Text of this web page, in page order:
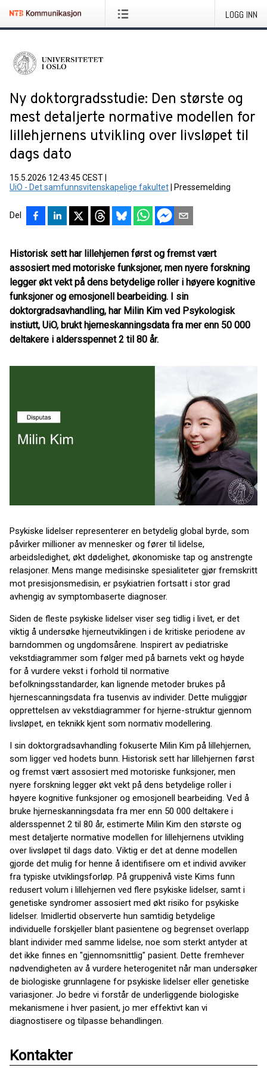
LOGG INN
Ny doktorgradsstudie: Den største og
mest detaljerte normative modellen for
lillehjernens utvikling over livsløpet til
dags dato
15.5.2026 12:43:45 CEST
UiO - Det samfunnsvitenskapelige fakultet
Pressemelding
Del
Historisk sett har lillehjernen først og fremst vært
assosiert med motoriske funksjoner, men nyere forskning
legger økt vekt på dens betydelige roller i høyere kognitive
funksjoner og emosjonell bearbeiding. I sin
doktorgradsavhandling, har Milin Kim ved Psykologisk
instiutt, UiO, brukt hjerneskanningsdata fra mer enn 50 000
deltakere i aldersspennet 2 til 80 år.
Psykiske lidelser representerer en betydelig global byrde, som
påvirker millioner av mennesker og fører til lidelse,
arbeidsledighet, økt dødelighet, økonomiske tap og anstrengte
relasjoner. Mens mange medisinske spesialiteter gjør fremskritt
mot presisjonsmedisin, er psykiatrien fortsatt i stor grad
avhengig av symptombaserte diagnoser.
Siden de fleste psykiske lidelser viser seg tidlig i livet, er det
viktig å undersøke hjerneutviklingen i de kritiske periodene av
barndommen og ungdomsårene. Inspirert av pediatriske
vekstdiagrammer som følger med på barnets vekt og høyde
for å vurdere vekst i forhold til normative
befolkningsstandarder, kan lignende metoder brukes på
hjernescanningsdata fra tusenvis av individer. Dette muliggjør
opprettelsen av vekstdiagrammer for hjerne-struktur gjennom
livsløpet, en teknikk kjent som normativ modellering.
I sin doktorgradsavhandling fokuserte Milin Kim på lillehjernen,
som ligger ved hodets bunn. Historisk sett har lillehjernen først
og fremst vært assosiert med motoriske funksjoner, men
nyere forskning legger økt vekt på dens betydelige roller i
høyere kognitive funksjoner og emosjonell bearbeiding. Ved å
bruke hjerneskanningsdata fra mer enn 50 000 deltakere i
aldersspennet 2 til 80 år, estimerte Milin Kim den største og
mest detaljerte normative modellen for lillehjernens utvikling
over livsløpet til dags dato. Viktig er det at denne modellen
gjorde det mulig for henne å identifisere om et individ avviker
fra typiske utviklingsforløp. På gruppenivå viste Kims funn
redusert volum i lillehjernen ved flere psykiske lidelser, samt i
genetiske syndromer assosiert med økt risiko for psykiske
lidelser. Imidlertid observerte hun samtidig betydelige
individuelle forskjeller blant pasientene og begrenset overlapp
blant individer med samme lidelse, noe som sterkt antyder at
det ikke finnes en "gjennomsnittlig" pasient. Dette fremhever
nødvendigheten av å vurdere heterogenitet når man undersøker
de biologiske grunnlagene for psykiske lidelser eller genetiske
variasjoner. Jo bedre vi forstår de underliggende biologiske
mekanismene i hver pasient, jo mer effektivt kan vi
diagnostisere og tilpasse behandlingen.
Kontakter